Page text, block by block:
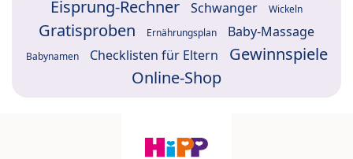
Eisprung-Rechner Schwanger Wickeln
Gratisproben Ernährungsplan Baby-Massage
Babynamen Checklisten für Eltern
Gewinnspiele
Online-Shop